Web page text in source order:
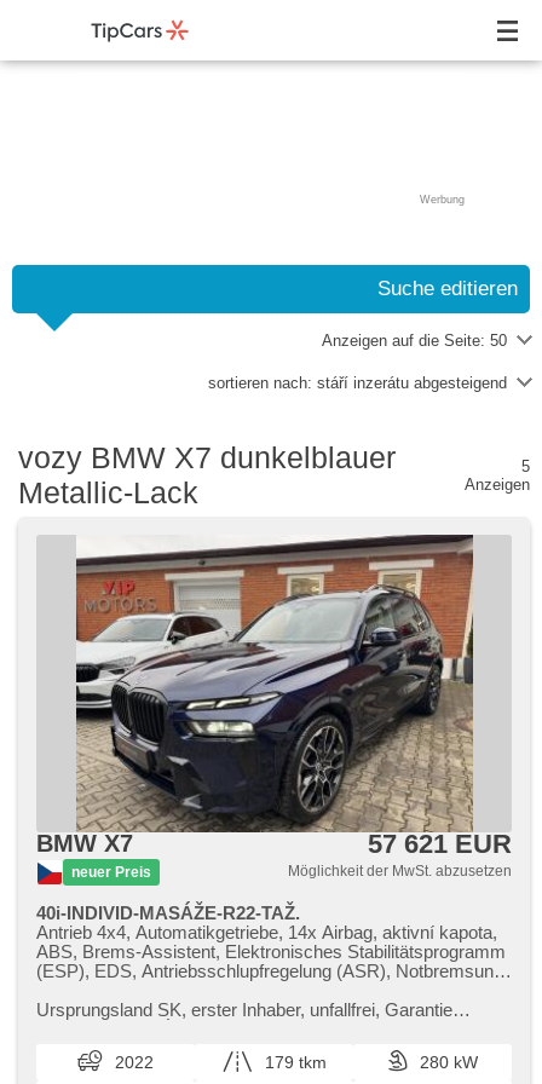
Werbung
Suche editieren
Anzeigen auf die Seite: 50
sortieren nach: stáří inzerátu abgesteigend
vozy BMW X7 dunkelblauer
Metallic-Lack
5
Anzeigen
BMW X7
neuer Preis
57 621 EUR
Möglichkeit der MwSt. abzusetzen
40i-INDIVID-MASÁŽE-R22-TAŽ.
Antrieb 4x4, Automatikgetriebe, 14x Airbag, aktivní kapota,
ABS, Brems-Assistent, Elektronisches Stabilitätsprogramm
(ESP), EDS, Antriebsschlupfregelung (ASR), Notbremsung
Geschwindigkeitsregelung von der Hang, asistent rozjezdu
Spur, Blind Spot Anzeige, asistent jízdy v koloně, asistent
změny jízdního pruhu, asistent jízdy v jízdním pruhu,
Ursprungsland SK,​ erster Inhaber,​ unfallfrei,​ Garantie
ZACHOVALÝ STAV,​ PRAVIDELNÝ S...
2022 179 tkm
280 kW